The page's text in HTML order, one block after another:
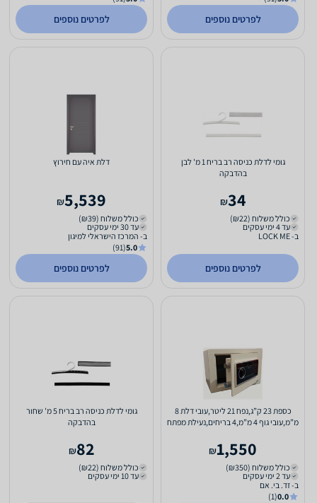
לפרטים נוספים לפרטים נוספים
גומי לדלת כניסה רב בריח 1 מ' לבן
בהדבקה
34
₪
כולל משלוח (₪22)
עד 4 ימי עסקים
ב- LOCK ME
לפרטים נוספים
דלת איה עם חירוץ
5,539
₪
כולל משלוח (₪39)
עד 30 ימי עסקים
ב- המרכז הישראלי למיגון
5.0
(91)
לפרטים נוספים
כספת 23 ק”ג,נפח 21 ליטר,עובי דלת 8
מ”מ,עובי גוף 4 מ”מ,4 בריחים,נעילת מפתח
1,550
₪
כולל משלוח (₪350)
עד 2 ימי עסקים
ב- זד. בי. אם
0.0
(1)
גומי לדלת כניסה רב בריח 5 מ' שחור
בהדבקה
82
₪
כולל משלוח (₪22)
עד 10 ימי עסקים